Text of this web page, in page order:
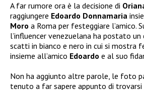
A far rumore ora è la decisione di
raggiungere Edoardo Donnamaria
Moro a Roma per festeggiare l’amico.
l’influencer venezuelana ha postato
scatti in bianco e nero in cui si mostra
insieme all’amico Edoardo e al suo
Non ha aggiunto altre parole, le foto
tenuto a far sapere appunto di trovarsi